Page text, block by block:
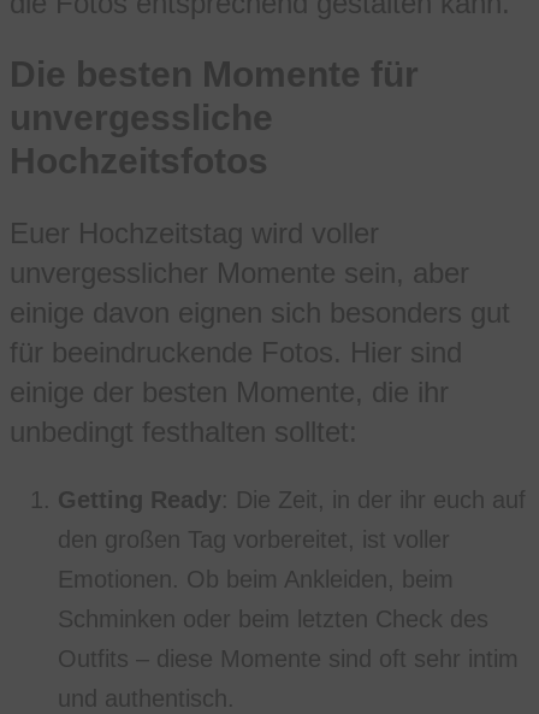
Die besten Momente für
unvergessliche
Hochzeitsfotos
Euer Hochzeitstag wird voller
unvergesslicher Momente sein, aber
einige davon eignen sich besonders gut
für beeindruckende Fotos. Hier sind
einige der besten Momente, die ihr
unbedingt festhalten solltet:
Getting Ready: Die Zeit, in der ihr euch auf
den großen Tag vorbereitet, ist voller
Emotionen. Ob beim Ankleiden, beim
Schminken oder beim letzten Check des
Outfits – diese Momente sind oft sehr intim
und authentisch.